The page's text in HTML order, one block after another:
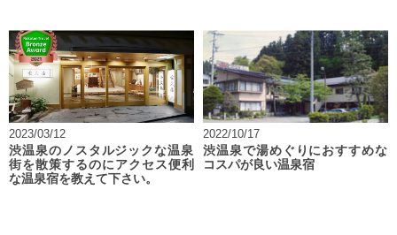
2023/03/12
渋温泉のノスタルジックな温泉
街を散策するのにアクセス便利
な温泉宿を教えて下さい。
2022/10/17
渋温泉で湯めぐりにおすすめな
コスパが良い温泉宿